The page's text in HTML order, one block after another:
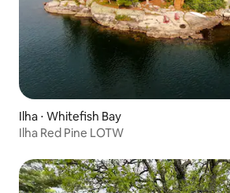
Ilha ⋅ Whitefish Bay
Ilha Red Pine LOTW